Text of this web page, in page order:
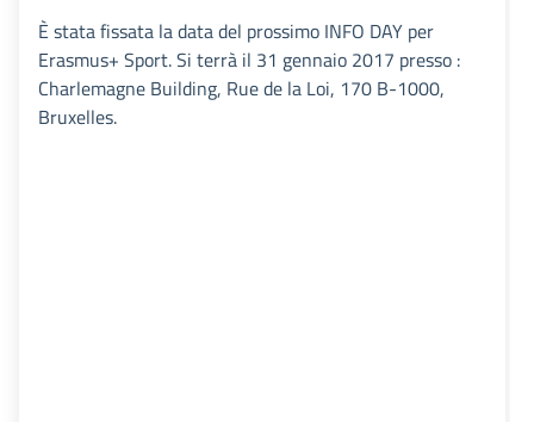
È stata fissata la data del prossimo INFO DAY per
Erasmus+ Sport. Si terrà il 31 gennaio 2017 presso :
Charlemagne Building, Rue de la Loi, 170 B-1000,
Bruxelles.